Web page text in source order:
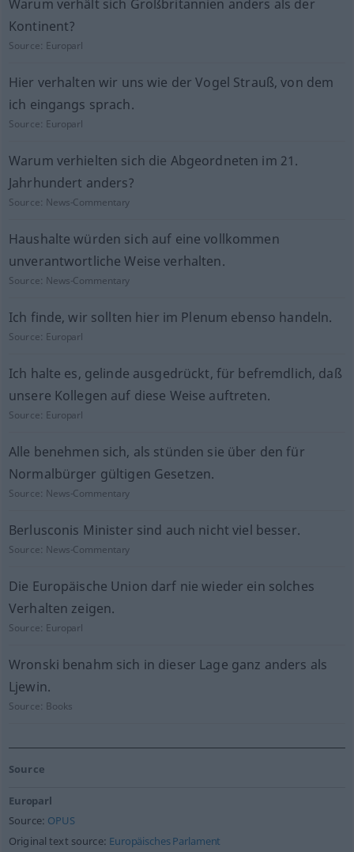
Warum verhält sich Großbritannien anders als der
Kontinent?
Source: Europarl
Hier verhalten wir uns wie der Vogel Strauß, von dem
ich eingangs sprach.
Source: Europarl
Warum verhielten sich die Abgeordneten im 21.
Jahrhundert anders?
Source: News-Commentary
Haushalte würden sich auf eine vollkommen
unverantwortliche Weise verhalten.
Source: News-Commentary
Ich finde, wir sollten hier im Plenum ebenso handeln.
Source: Europarl
Ich halte es, gelinde ausgedrückt, für befremdlich, daß
unsere Kollegen auf diese Weise auftreten.
Source: Europarl
Alle benehmen sich, als stünden sie über den für
Normalbürger gültigen Gesetzen.
Source: News-Commentary
Berlusconis Minister sind auch nicht viel besser.
Source: News-Commentary
Die Europäische Union darf nie wieder ein solches
Verhalten zeigen.
Source: Europarl
Wronski benahm sich in dieser Lage ganz anders als
Ljewin.
Source: Books
Source
Europarl
Source: OPUS
Original text source: Europäisches Parlament